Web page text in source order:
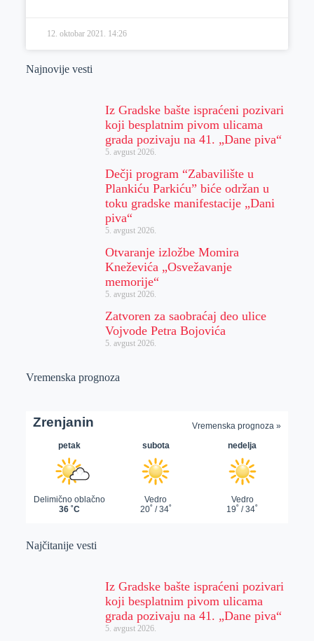
12. oktobar 2021. 14:26
Najnovije vesti
Iz Gradske bašte ispraćeni pozivari
koji besplatnim pivom ulicama
grada pozivaju na 41. „Dane piva“
5. avgust 2026.
Dečji program “Zabavilište u
Plankiću Parkiću” biće održan u
toku gradske manifestacije „Dani
piva“
5. avgust 2026.
Otvaranje izložbe Momira
Kneževića „Osvežavanje
memorije“
5. avgust 2026.
Zatvoren za saobraćaj deo ulice
Vojvode Petra Bojovića
5. avgust 2026.
Vremenska prognoza
Najčitanije vesti
Iz Gradske bašte ispraćeni pozivari
koji besplatnim pivom ulicama
grada pozivaju na 41. „Dane piva“
5. avgust 2026.